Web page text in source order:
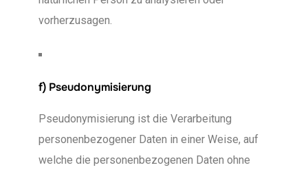
vorherzusagen.
f) Pseudonymisierung
Pseudonymisierung ist die Verarbeitung
personenbezogener Daten in einer Weise, auf
welche die personenbezogenen Daten ohne